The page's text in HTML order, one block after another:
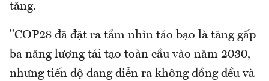
tăng.
"COP28 đã đặt ra tầm nhìn táo bạo là tăng gấp
ba năng lượng tái tạo toàn cầu vào năm 2030,
nhưng tiến độ đang diễn ra không đồng đều và